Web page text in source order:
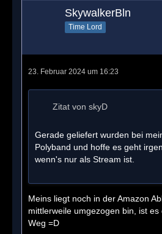
SkywalkerBln
Time Lord
23. Februar 2024 um 16:23
Zitat von skyD
Gerade geliefert wurden bei
Polyband und hoffe es geht
wenn's nur als Stream ist.
Meins liegt noch in der Amazon
mittlerweile umgezogen bin, ist
Weg =D